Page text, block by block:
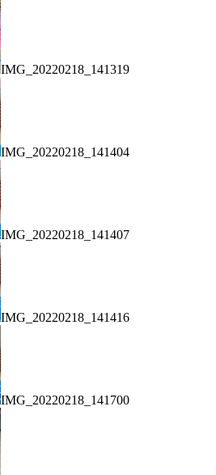
IMG_20220218_141319
IMG_20220218_141404
IMG_20220218_141407
IMG_20220218_141416
IMG_20220218_141700